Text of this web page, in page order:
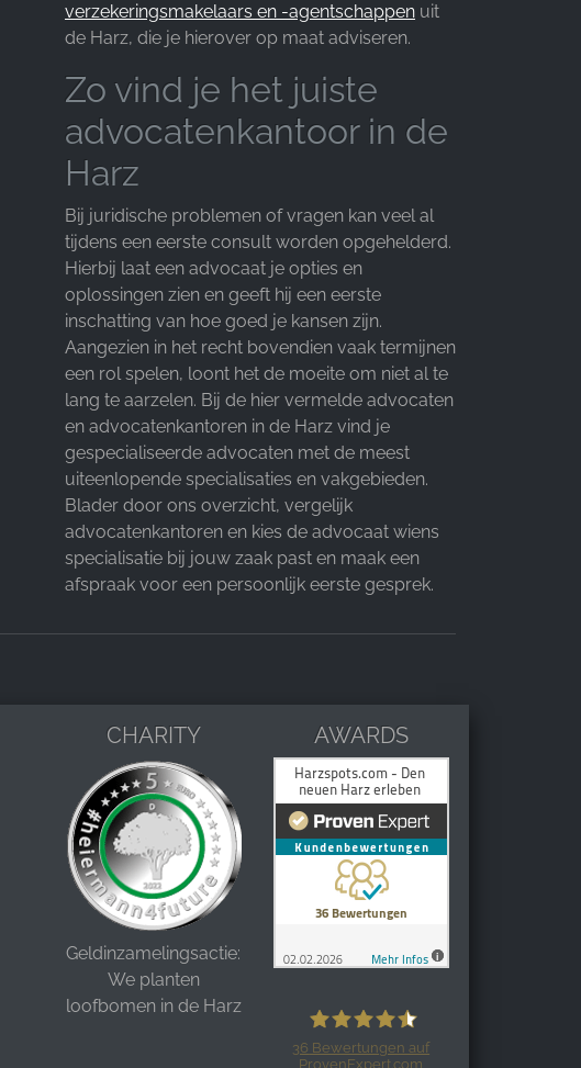
verzekeringsmakelaars en -agentschappen uit
de Harz, die je hierover op maat adviseren.
Zo vind je het juiste
advocatenkantoor in de
Harz
Bij juridische problemen of vragen kan veel al
tijdens een eerste consult worden opgehelderd.
Hierbij laat een advocaat je opties en
oplossingen zien en geeft hij een eerste
inschatting van hoe goed je kansen zijn.
Aangezien in het recht bovendien vaak termijnen
een rol spelen, loont het de moeite om niet al te
lang te aarzelen. Bij de hier vermelde advocaten
en advocatenkantoren in de Harz vind je
gespecialiseerde advocaten met de meest
uiteenlopende specialisaties en vakgebieden.
Blader door ons overzicht, vergelijk
advocatenkantoren en kies de advocaat wiens
specialisatie bij jouw zaak past en maak een
afspraak voor een persoonlijk eerste gesprek.
CHARITY
Geldinzamelingsactie:
We planten
loofbomen in de Harz
AWARDS
36 Bewertungen auf
ProvenExpert.com